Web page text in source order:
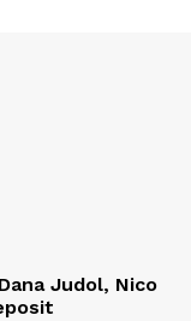
Judol, Nico